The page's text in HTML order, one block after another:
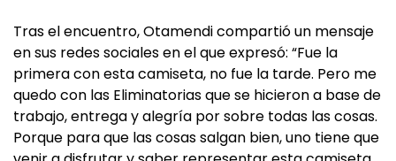
Tras el encuentro, Otamendi compartió un mensaje
en sus redes sociales en el que expresó: “Fue la
primera con esta camiseta, no fue la tarde. Pero me
quedo con las Eliminatorias que se hicieron a base de
trabajo, entrega y alegría por sobre todas las cosas.
Porque para que las cosas salgan bien, uno tiene que